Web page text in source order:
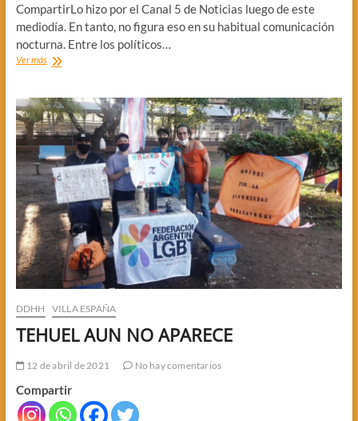
CompartirLo hizo por el Canal 5 de Noticias luego de este
mediodía. En tanto, no figura eso en su habitual comunicación
nocturna. Entre los políticos…
Ver másC19.
EN
C5N
QUE
SOLO
QUEDAN
8
CAMAS
UTI
DDHH VILLA ESPAÑA
TEHUEL AUN NO APARECE
12 de abril de 2021 No hay comentarios
Compartir